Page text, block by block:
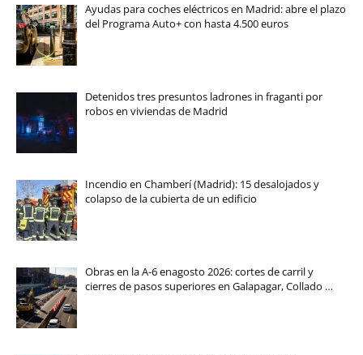
Ayudas para coches eléctricos en Madrid: abre el plazo
del Programa Auto+ con hasta 4.500 euros
Detenidos tres presuntos ladrones in fraganti por
robos en viviendas de Madrid
Incendio en Chamberí (Madrid): 15 desalojados y
colapso de la cubierta de un edificio
Obras en la A-6 enagosto 2026: cortes de carril y
cierres de pasos superiores en Galapagar, Collado …